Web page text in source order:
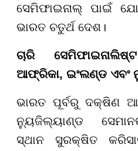
ସେମିଫାଇନାଲ୍ ପାଇଁ
ଭାରତ ଚତୁର୍ଥ ଦେଶ।
ଚାରି
ଆଫ୍ରିକା, ଇଂଲଣ୍ଡ ଏବଂ
ଭାରତ ପୂର୍ବରୁ ଦକ୍ଷିଣ
ନ୍ୟୁଜିଲ୍ୟାଣ୍ଡ
ସ୍ଥାନ ସୁରକ୍ଷିତ